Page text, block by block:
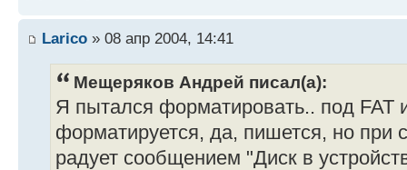
Larico » 08 апр 2004, 14:41
Мещеряков Андрей писал(а):
Я пытался форматировать.. под FAT
форматируется, да, пишется, но при
радует сообщением "Диск в